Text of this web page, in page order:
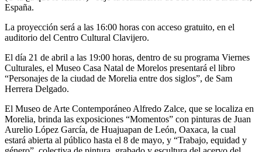
España.
La proyección será a las 16:00 horas con acceso gratuito, en el
auditorio del Centro Cultural Clavijero.
El día 21 de abril a las 19:00 horas, dentro de su programa Viernes
Culturales, el Museo Casa Natal de Morelos presentará el libro
“Personajes de la ciudad de Morelia entre dos siglos”, de Sam
Herrera Delgado.
El Museo de Arte Contemporáneo Alfredo Zalce, que se localiza en
Morelia, brinda las exposiciones “Momentos” con pinturas de Juan
Aurelio López García, de Huajuapan de León, Oaxaca, la cual
estará abierta al público hasta el 8 de mayo, y “Trabajo, equidad y